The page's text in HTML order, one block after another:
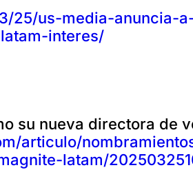
25/us-media-anuncia-
interes/
su nueva directora de
articulo/
latam/